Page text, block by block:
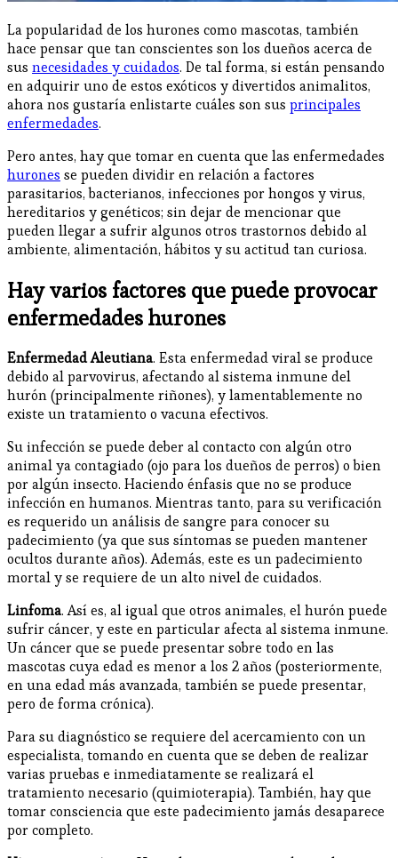
La popularidad de los hurones como mascotas, también
hace pensar que tan conscientes son los dueños acerca de
sus necesidades y cuidados. De tal forma, si están pensando
en adquirir uno de estos exóticos y divertidos animalitos,
ahora nos gustaría enlistarte cuáles son sus principales
enfermedades.
Pero antes, hay que tomar en cuenta que las enfermedades
hurones se pueden dividir en relación a factores
parasitarios, bacterianos, infecciones por hongos y virus,
hereditarios y genéticos; sin dejar de mencionar que
pueden llegar a sufrir algunos otros trastornos debido al
ambiente, alimentación, hábitos y su actitud tan curiosa.
Hay varios factores que puede provocar
enfermedades hurones
Enfermedad Aleutiana. Esta enfermedad viral se produce
debido al parvovirus, afectando al sistema inmune del
hurón (principalmente riñones), y lamentablemente no
existe un tratamiento o vacuna efectivos.
Su infección se puede deber al contacto con algún otro
animal ya contagiado (ojo para los dueños de perros) o bien
por algún insecto. Haciendo énfasis que no se produce
infección en humanos. Mientras tanto, para su verificación
es requerido un análisis de sangre para conocer su
padecimiento (ya que sus síntomas se pueden mantener
ocultos durante años). Además, este es un padecimiento
mortal y se requiere de un alto nivel de cuidados.
Linfoma. Así es, al igual que otros animales, el hurón puede
sufrir cáncer, y este en particular afecta al sistema inmune.
Un cáncer que se puede presentar sobre todo en las
mascotas cuya edad es menor a los 2 años (posteriormente,
en una edad más avanzada, también se puede presentar,
pero de forma crónica).
Para su diagnóstico se requiere del acercamiento con un
especialista, tomando en cuenta que se deben de realizar
varias pruebas e inmediatamente se realizará el
tratamiento necesario (quimioterapia). También, hay que
tomar consciencia que este padecimiento jamás desaparece
por completo.